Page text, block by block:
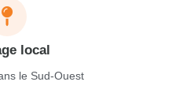
local
le Sud-Ouest